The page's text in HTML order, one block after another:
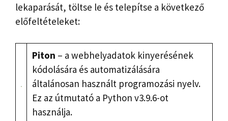
lekaparását, töltse le és telepítse a következő
előfeltételeket:
Piton – a webhelyadatok kinyerésének
kódolására és automatizálására
általánosan használt programozási nyelv.
Ez az útmutató a Python v3.9.6-ot
használja.